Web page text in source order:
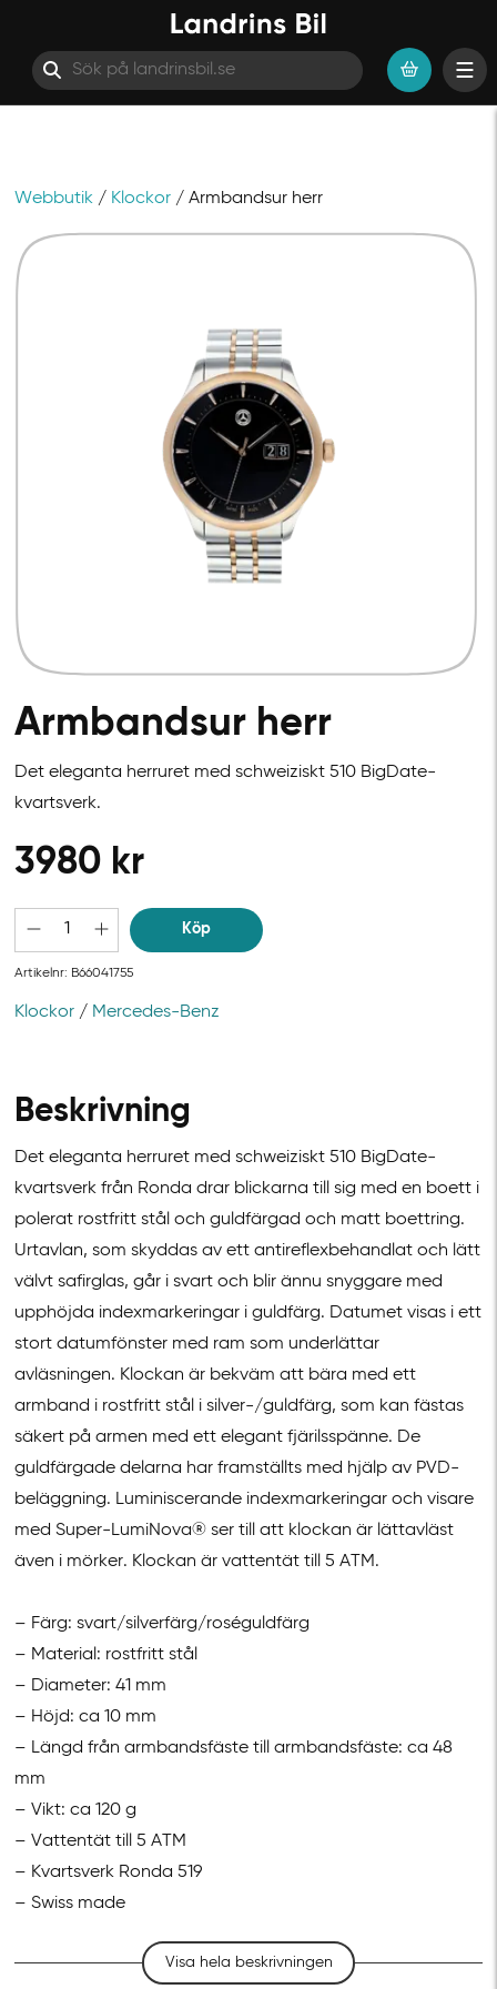
Webbutik / Klockor / Armbandsur herr​
Armbandsur herr​
Det eleganta herruret med schweiziskt 510 BigDate-
kvartsverk.
3980 kr
Köp
Artikelnr: B66041755
Klockor / Mercedes-Benz
Beskrivning
Det eleganta herruret med schweiziskt 510 BigDate-
kvartsverk från Ronda drar blickarna till sig med en boett i
polerat rostfritt stål och guldfärgad och matt boettring.
Urtavlan, som skyddas av ett antireflexbehandlat och lätt
välvt safirglas, går i svart och blir ännu snyggare med
upphöjda indexmarkeringar i guldfärg. Datumet visas i ett
stort datumfönster med ram som underlättar
avläsningen. Klockan är bekväm att bära med ett
armband i rostfritt stål i silver-/guldfärg, som kan fästas
säkert på armen medett elegant fjärilsspänne. De
guldfärgade delarna har framställts med hjälp av PVD-
beläggning. Luminiscerande indexmarkeringar och visare
med Super-LumiNova® sertill att klockan är lättavläst
även i mörker. Klockan är vattentät till 5 ATM.
– Färg: svart/silverfärg/roséguldfärg
– Material: rostfritt stål
– Diameter: 41 mm
– Höjd: ca 10 mm
– Längd från armbandsfäste till armbandsfäste: ca 48
mm
– Vikt: ca 120 g
– Vattentät till 5 ATM
– Kvartsverk Ronda 519
– Swiss made
Visa hela beskrivningen